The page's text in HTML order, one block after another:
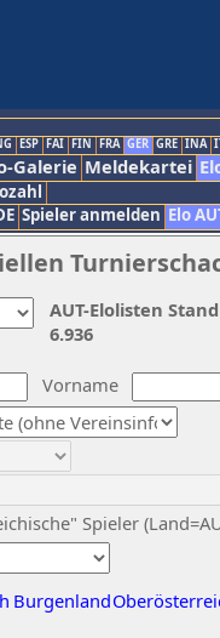
ESP FAI FIN FRA GER GRE INA
Galerie Meldekartei
Spieler anmelden Elo
Vorname
Spieler
Burgenland
AUT-Elolisten
6.936